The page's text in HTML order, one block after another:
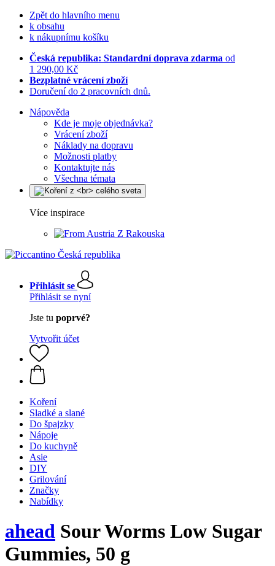
Zpět do hlavního menu
k obsahu
k nákupnímu košíku
Česká republika: Standardní doprava zdarma od
1 290,00 Kč
Bezplatné vrácení zboží
Doručení do 2 pracovních dnů.
Nápověda
Kde je moje objednávka?
Vrácení zboží
Náklady na dopravu
Možnosti platby
Kontaktujte nás
Všechna témata
Více inspirace
Z Rakouska
Přihlásit se
Přihlásit se nyní
Jste tu poprvé?
Vytvořit účet
Koření
Sladké a slané
Do špajzky
Nápoje
Do kuchyně
Asie
DIY
Grilování
Značky
Nabídky
ahead Sour Worms Low Sugar
Gummies, 50 g